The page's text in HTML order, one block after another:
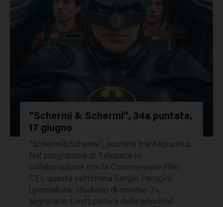
152426
“Schermi & Schermi”, 34a puntata,
17 giugno
“Schermi&Schermi”, puntata trentaquattro.
Nel programma di Telepace in
collaborazione con la Commissione Film
CEI, questa settimana Sergio Perugini
(giornalista, studioso di cinema-Tv,
segretario Cnvf) parlerà delle principali